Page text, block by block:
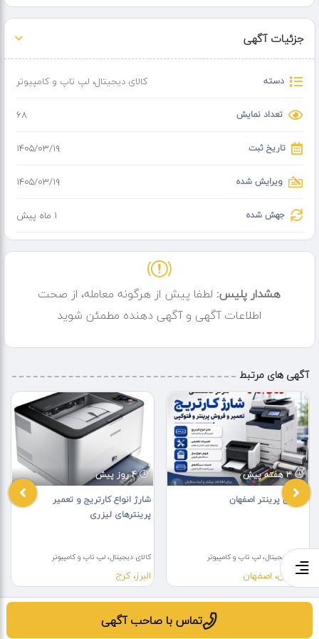
ارزان)
️ دستگاه کاملاً نو و آکبند
تماس با صاحب آگهی
جزئیات آگهی
دسته کالای دیجیتال، لپ تاپ و کامپیوتر
تعداد نمایش 68
تاریخ ثبت ۱۴۰۵/۰۳/۱۹
ویرایش شده ۱۴۰۵/۰۳/۱۹
جهش شده 1 ماه پیش
هشدار پلیس: لطفا پیش از هرگونه معامله، از صحت
اطلاعات آگهی و آگهی دهنده مطمئن شوید
آگهی های مرتبط
4 روز پیش
شارژ انواع کارتریج و تعمیر
پرینترهای لیزری
کالای دیجیتال، لپ تاپ و کامپیوتر
البرز، کرج
3 هفته پیش
فروش پرینتر اصفهان
کالای دیجیتال، لپ تاپ و کامپیوتر
اصفهان، اصفهان